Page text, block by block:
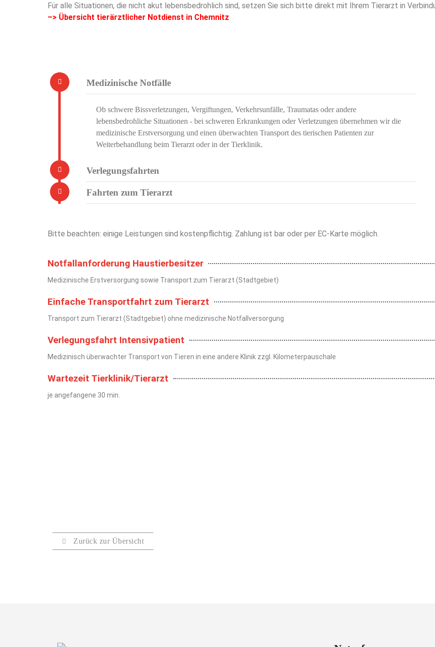
Für alle Situationen, die nicht akut lebensbedrohlich sind, setzen Sie sich bitte direkt mit Ihrem Tierarzt in
–> Übersicht tierärztlicher Notdienst in Chemnitz
Medizinische Notfälle
Ob schwere Bissverletzungen, Vergiftungen, Verkehrsunfälle, Traumatas oder andere
lebensbedrohliche Situationen - bei schweren Erkrankungen oder Verletzungen übernehmen wir die
medizinische Erstversorgung und einen überwachten Transport des tierischen Patienten zur
Weiterbehandlung beim Tierarzt oder in der Tierklinik.
Verlegungsfahrten
Fahrten zum Tierarzt
Bitte beachten: einige Leistungen sind kostenpflichtig. Zahlung ist bar oder per EC-Karte möglich.
Notfallanforderung Haustierbesitzer
Medizinische Erstversorgung sowie Transport zum Tierarzt (Stadtgebiet)
Einfache Transportfahrt zum Tierarzt
Transport zum Tierarzt (Stadtgebiet) ohne medizinische Notfallversorgung
Verlegungsfahrt Intensivpatient
Medizinisch überwachter Transport von Tieren in eine andere Klinik zzgl. Kilometerpauschale
Wartezeit Tierklinik/Tierarzt
je angefangene 30 min.
Zurück zur Übersicht